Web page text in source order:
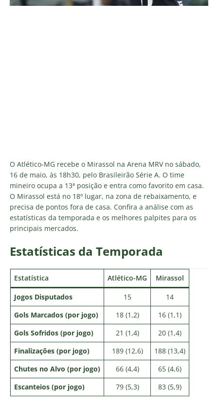
O Atlético-MG recebe o Mirassol na Arena MRV no sábado,
16 de maio, às 18h30, pelo Brasileirão Série A. O time
mineiro ocupa a 13ª posição e entra como favorito em casa.
O Mirassol está no 18º lugar, na zona de rebaixamento, e
precisa de pontos fora de casa. Confira a análise com as
estatísticas da temporada e os melhores palpites para os
principais mercados.
Estatísticas da Temporada
Estatística Atlético-MG Mirassol
Jogos Disputados 15
14
Gols Marcados (por jogo)
18 (1,2)
16 (1,1)
Gols Sofridos (por jogo)
21 (1,4)
20 (1,4)
Finalizações (por jogo)
189 (12,6)
188 (13,4)
Chutes no Alvo (por jogo)
66 (4,4)
65 (4,6)
Escanteios (por jogo)
79 (5,3) 83 (5,9)